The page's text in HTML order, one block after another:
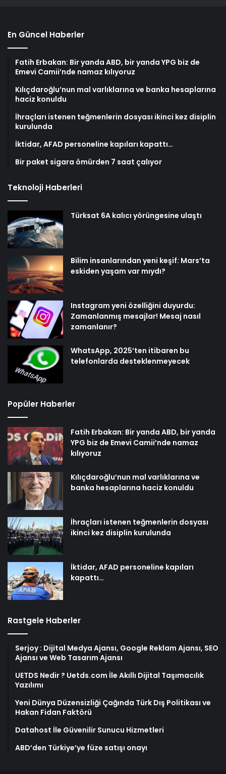
En Güncel Haberler
Fatih Erbakan: Bir yanda ABD, bir yanda YPG biz de
Emevi Camii’nde namaz kılıyoruz
Kılıçdaroğlu’nun mal varlıklarına ve banka hesaplarına
haciz konuldu
İhraçları istenen teğmenlerin dosyası ikinci kez disiplin
kurulunda
İktidar, AFAD personeline kapıları kapattı…
Bir paket sigara ömürden 7 saat çalıyor
Teknoloji Haberleri
Türksat 6A kalıcı yörüngesine ulaştı
Bilim insanlarından yeni keşif: Mars’ta
eskiden yaşam var mıydı?
Instagram yeni özelliğini duyurdu:
Zamanlanmış mesajlar! Mesaj nasıl
zamanlanır?
WhatsApp, 2025’ten itibaren bu
telefonlarda desteklenmeyecek
Popüler Haberler
Fatih Erbakan: Bir yanda ABD, bir yanda
YPG biz de Emevi Camii’nde namaz
kılıyoruz
Kılıçdaroğlu’nun mal varlıklarına ve
banka hesaplarına haciz konuldu
İhraçları istenen teğmenlerin dosyası
ikinci kez disiplin kurulunda
İktidar, AFAD personeline kapıları
kapattı…
Rastgele Haberler
Serjoy : Dijital Medya Ajansı, Google Reklam Ajansı, SEO
Ajansı ve Web Tasarım Ajansı
UETDS Nedir ? Uetds.com İle Akıllı Dijital Taşımacılık
Yazılımı
Yeni Dünya Düzensizliği Çağında Türk Dış Politikası ve
Hakan Fidan Faktörü
Datahost İle Güvenilir Sunucu Hizmetleri
ABD’den Türkiye’ye füze satışı onayı